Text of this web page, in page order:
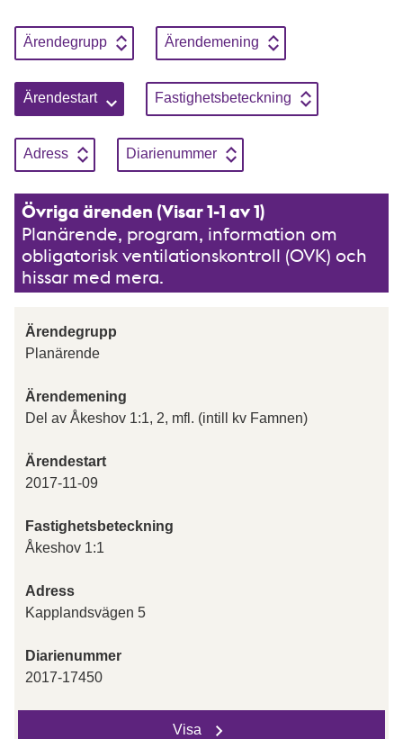
Sortera genom att klicka på knapparna, enbart en sortering
Sortera på
ÄrendegruppStigande Sortera på
Ärendemening Stigande
Sortera på
ÄrendestartStigande Sortera på
Fastighetsbeteckning Stigande
Sortera på
AdressStigande Sortera på
DiarienummerStigande
Övriga ärenden (Visar 1-1 av 1)
Planärende, program, information om
obligatorisk ventilationskontroll (OVK) och
hissar med mera.
Ärendegrupp
Planärende
Ärendemening
Del av Åkeshov 1:1, 2, mfl. (intill kv Famnen)
Ärendestart
2017-11-09
Fastighetsbeteckning
Åkeshov 1:1
Adress
Kapplandsvägen 5
Diarienummer
2017-17450
Visa